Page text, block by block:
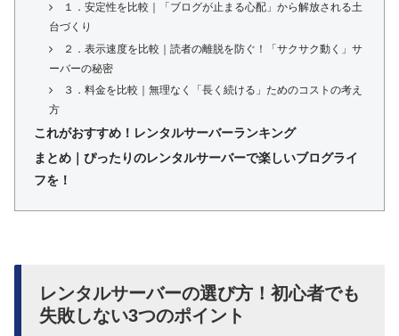
１．安定性を比較｜「ブログが止まる心配」から解放される土
台づくり
２．表示速度を比較｜読者の離脱を防ぐ！「サクサク動く」サ
ーバーの秘密
３．料金を比較｜無理なく「長く続ける」ためのコストの考え
方
これがおすすめ！レンタルサーバーランキング
まとめ｜ぴったりのレンタルサーバーで楽しいブログライ
フを！
レンタルサーバーの選び方！初心者でも
失敗しない3つのポイント